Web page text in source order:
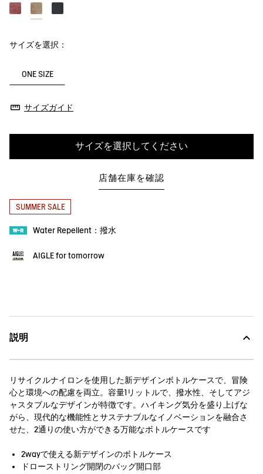
サイズを選択：
ONE SIZE
サイズガイド
サイズを選択してください
店舗在庫を確認
SUMMER SALE
Water Repellent：撥水
AIGLE for tomorrow
説明
リサイクルナイロンを使用した新デザインボトルケースで、冒険
心と環境への配慮を両立。容量1リットルで、撥水性、そしてアジ
ャスタブルなデザインが特徴です。ハイキング気分を盛り上げな
がら、現代的な機能性とサステナブルなイノベーションを融合さ
せた、2通りの使い方ができる万能なボトルケースです
2wayで使える新デザ​​インのボトルケース
ドローストリング開閉のバッグ開口部